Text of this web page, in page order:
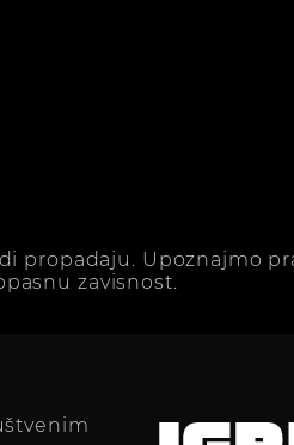
propadaju. Upoznajmo
zavisnost.